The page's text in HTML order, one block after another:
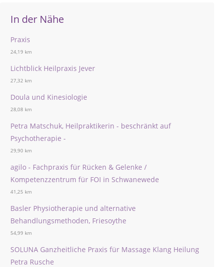
In der Nähe
Praxis
24,19 km
Lichtblick Heilpraxis Jever
27,32 km
Doula und Kinesiologie
28,08 km
Petra Matschuk, Heilpraktikerin - beschränkt auf
Psychotherapie -
29,90 km
agilo - Fachpraxis für Rücken & Gelenke /
Kompetenzzentrum für FOI in Schwanewede
41,25 km
Basler Physiotherapie und alternative
Behandlungsmethoden, Friesoythe
54,99 km
SOLUNA Ganzheitliche Praxis für Massage Klang Heilung
Petra Rusche